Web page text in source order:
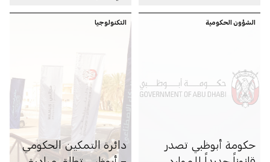
الشؤون الحكومية
حكومة أبوظبي تصدر
التكنولوجيا
دائرة التمكين الحكومي